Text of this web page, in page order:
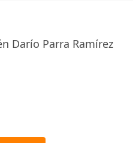
Darío Parra Ramírez